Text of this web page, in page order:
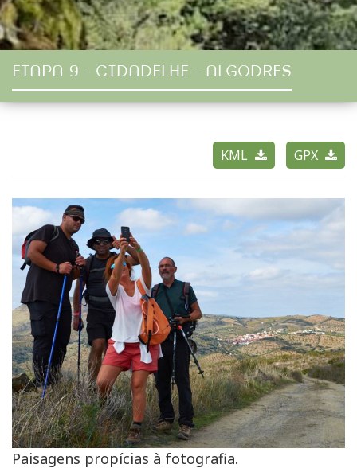
ETAPA 9 - CIDADELHE - ALGODRES
KML GPX
Paisagens propícias à fotografia.